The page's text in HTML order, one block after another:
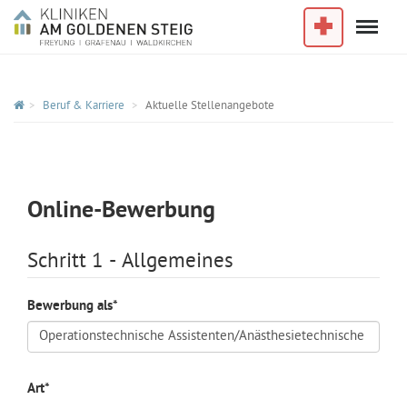
Im NotfallMenu
Beruf & Karriere Aktuelle Stellenangebote
Online-Bewerbung
Schritt 1 - Allgemeines
Bewerbung als*
Art*